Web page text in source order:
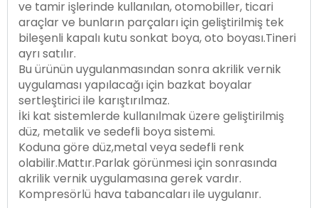
ve tamir işlerinde kullanılan, otomobiller, ticari
araçlar ve bunların parçaları için geliştirilmiş tek
bileşenli kapalı kutu sonkat boya, oto boyası.Tineri
ayrı satılır.
Bu ürünün uygulanmasından sonra akrilik vernik
uygulaması yapılacağı için bazkat boyalar
sertleştirici ile karıştırılmaz.
İki kat sistemlerde kullanılmak üzere geliştirilmiş
düz, metalik ve sedefli boya sistemi.
Koduna göre düz,metal veya sedefli renk
olabilir.Mattır.Parlak görünmesi için sonrasında
akrilik vernik uygulamasına gerek vardır.
Kompresörlü hava tabancaları ile uygulanır.